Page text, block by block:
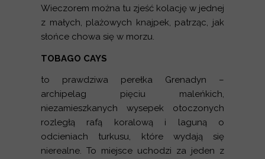
Wieczorem można tu zjeść kolację w jednej
z małych, plażowych knajpek, patrząc, jak
słońce chowa się w morzu.
TOBAGO CAYS
to prawdziwa perełka Grenadyn –
archipelag pięciu maleńkich,
niezamieszkanych wysepek otoczonych
rozległą rafą koralową i laguną o
odcieniach turkusu, które wydają się
nierealne. To miejsce uchodzi za jeden z